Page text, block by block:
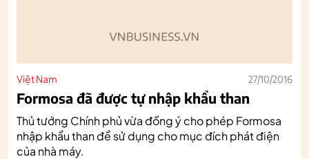
Việt Nam 27/10/2016
Formosa đã được tự nhập khẩu than
Thủ tướng Chính phủ vừa đồng ý cho phép Formosa
nhập khẩu than để sử dụng cho mục đích phát điện
của nhà máy.